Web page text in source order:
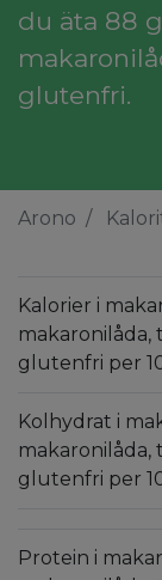
du äta 88
glutenfri.
Arono
Kalorier i
glutenfri per
Kolhydrat i
glutenfri per
Protein i